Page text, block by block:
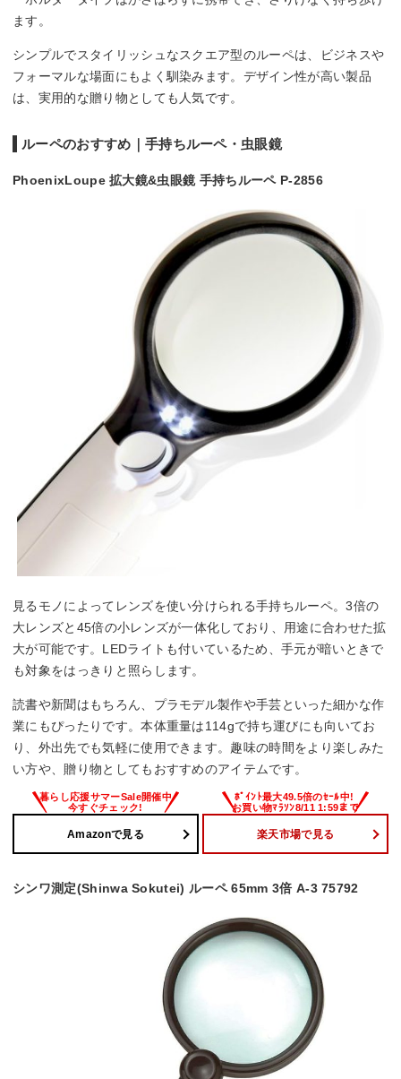
ます。
シンプルでスタイリッシュなスクエア型のルーペは、ビジネスや
フォーマルな場面にもよく馴染みます。デザイン性が高い製品
は、実用的な贈り物としても人気です。
ルーペのおすすめ｜手持ちルーペ・虫眼鏡
PhoenixLoupe 拡大鏡&虫眼鏡 手持ちルーペ P-2856
見るモノによってレンズを使い分けられる手持ちルーペ。3倍の
大レンズと45倍の小レンズが一体化しており、用途に合わせた拡
大が可能です。LEDライトも付いているため、手元が暗いときで
も対象をはっきりと照らします。
読書や新聞はもちろん、プラモデル製作や手芸といった細かな作
業にもぴったりです。本体重量は114gで持ち運びにも向いてお
り、外出先でも気軽に使用できます。趣味の時間をより楽しみた
い方や、贈り物としてもおすすめのアイテムです。
Amazonで見る 楽天市場で見る
シンワ測定(Shinwa Sokutei) ルーペ 65mm 3倍 A-3 75792